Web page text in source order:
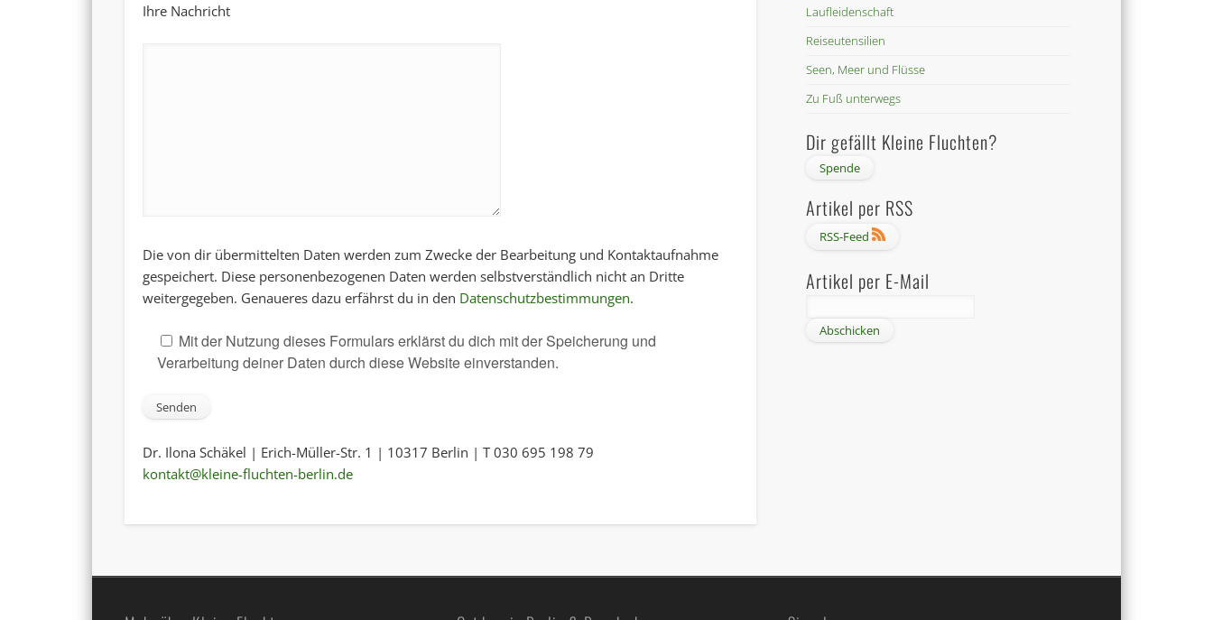
Ihre Nachricht
Die von dir übermittelten Daten werden zum Zwecke der Bearbeitung und Kontaktaufnahme
gespeichert. Diese personenbezogenen Daten werden selbstverständlich nicht an Dritte
weitergegeben. Genaueres dazu erfährst du in den Datenschutzbestimmungen.
Mit der Nutzung dieses Formulars erklärst du dich mit der Speicherung und
Verarbeitung deiner Daten durch diese Website einverstanden.
Dr. Ilona Schäkel | Erich-Müller-Str. 1 | 10317 Berlin | T 030 695 198 79
kontakt@kleine-fluchten-berlin.de
Laufleidenschaft
Reiseutensilien
Seen, Meer und Flüsse
Zu Fuß unterwegs
Dir gefällt Kleine Fluchten?
Artikel per RSS
RSS-Feed
Artikel per E-Mail